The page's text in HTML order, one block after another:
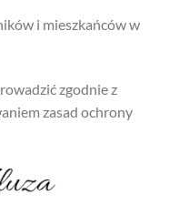
i mieszkańców w
zgodnie z
zasad ochrony